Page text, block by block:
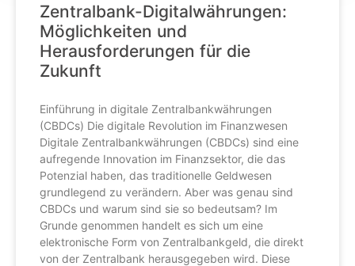
Zentralbank-Digitalwährungen:
Möglichkeiten und
Herausforderungen für die
Zukunft
Einführung in digitale Zentralbankwährungen
(CBDCs) Die digitale Revolution im Finanzwesen
Digitale Zentralbankwährungen (CBDCs) sind eine
aufregende Innovation im Finanzsektor, die das
Potenzial haben, das traditionelle Geldwesen
grundlegend zu verändern. Aber was genau sind
CBDCs und warum sind sie so bedeutsam? Im
Grunde genommen handelt es sich um eine
elektronische Form von Zentralbankgeld, die direkt
von der Zentralbank herausgegeben wird. Diese